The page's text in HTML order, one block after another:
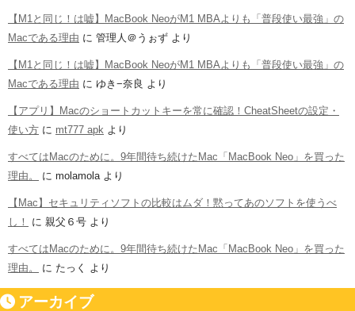
【M1と同じ！は嘘】MacBook NeoがM1 MBAよりも「普段使い最強」の
Macである理由 に 管理人＠うぉず より
【M1と同じ！は嘘】MacBook NeoがM1 MBAよりも「普段使い最強」の
Macである理由 に ゆき−奈良 より
【アプリ】Macのショートカットキーを常に確認！CheatSheetの設定・
使い方 に mt777 apk より
すべてはMacのために。9年間待ち続けたMac「MacBook Neo」を買った
理由。
に molamola より
【Mac】セキュリティソフトの比較はムダ！黙ってあのソフトを使うべ
し！
に 親父６号 より
すべてはMacのために。9年間待ち続けたMac「MacBook Neo」を買った
理由。
に たっく より
アーカイブ